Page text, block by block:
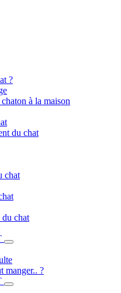
?
à la maison
du chat
chat
du chat
manger.. ?